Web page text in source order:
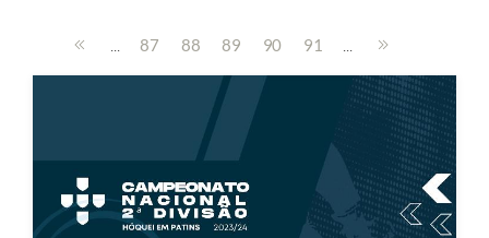
... 87 88 89 90 91 ...